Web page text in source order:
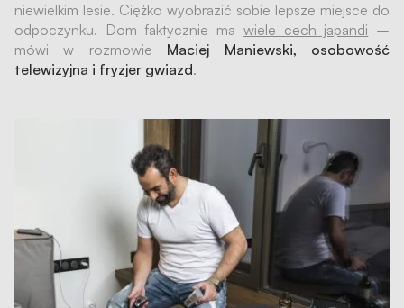
niewielkim lesie. Ciężko wyobrazić sobie lepsze miejsce do
odpoczynku. Dom faktycznie ma wiele cech japandi –
mówi w rozmowie Maciej Maniewski, osobowość
telewizyjna i fryzjer gwiazd.